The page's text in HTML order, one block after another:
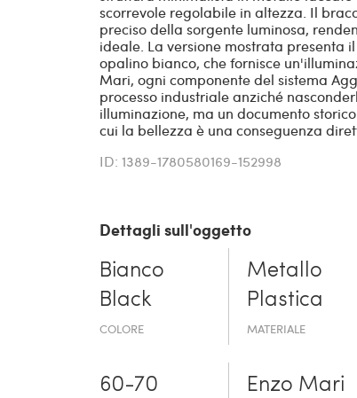
scorrevole regolabile in altezza. Il
preciso della sorgente luminosa,
ideale. La versione mostrata presenta
opalino bianco, che fornisce
Mari, ogni componente del sistema
processo industriale anziché
illuminazione, ma un documento
cui la bellezza è una conseguenza
ID: 1389-1780580169-152998
Dettagli sull'oggetto
Bianco
Black
COLORE
Metallo
Plastica
MATERIALE
60-70 Enzo Mari